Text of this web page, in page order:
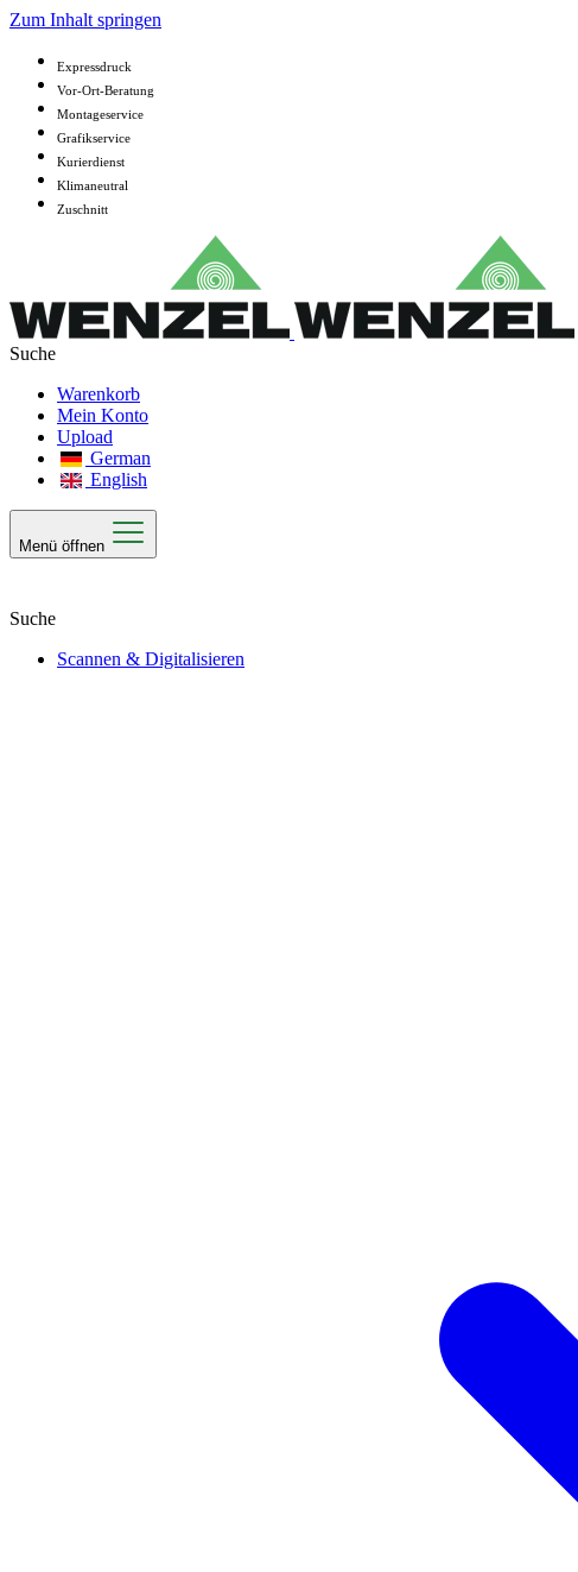
Zum Inhalt springen
Expressdruck
Vor-Ort-Beratung
Montageservice
Grafikservice
Kurierdienst
Klimaneutral
Zuschnitt
Warenkorb
Mein Konto
Upload
German
English
Menü öffnen
Scannen & Digitalisieren